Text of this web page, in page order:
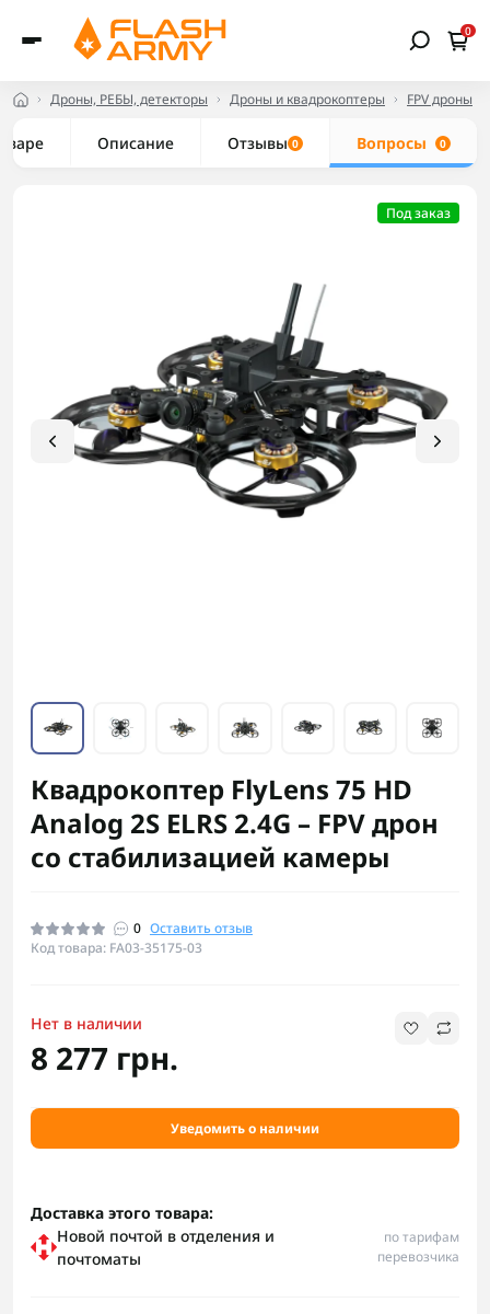
0
Дроны, РЕБЫ, детекторы Дроны и квадрокоптеры FPV дроны
Описание Отзывы 0 Вопросы 0
Под заказ
Квадрокоптер FlyLens 75 HD
Analog 2S ELRS 2.4G – FPV дрон
со стабилизацией камеры
0 Оставить отзыв
Код товара: FA03-35175-03
Нет в наличии
8 277 грн.
Уведомить о наличии
Доставка этого товара:
Новой почтой в отделения и
почтоматы
по тарифам
перевозчика